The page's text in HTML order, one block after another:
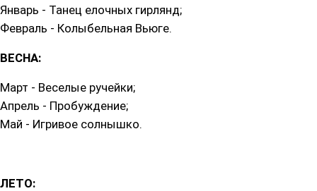
Январь - Танец елочных гирлянд;
Февраль - Колыбельная Вьюге.
ВЕСНА:
Март - Веселые ручейки;
Апрель - Пробуждение;
Май - Игривое солнышко.
ЛЕТО: